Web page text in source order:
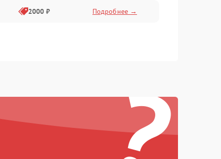
2000 ₽ Подробнее →